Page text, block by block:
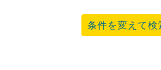
条件を変えて検